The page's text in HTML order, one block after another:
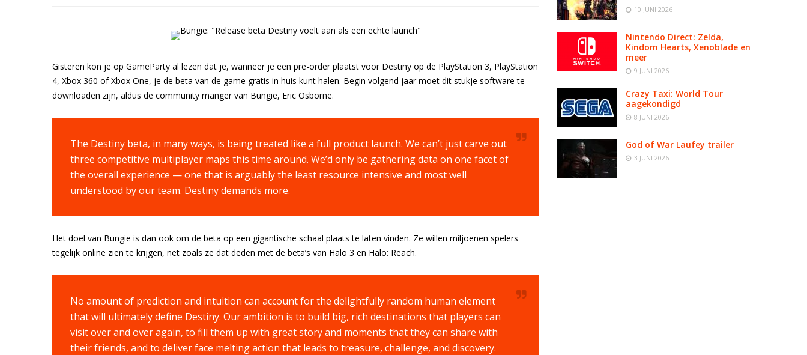
Gisteren kon je op GameParty al lezen dat je, wanneer je een pre-order plaatst voor Destiny op de PlayStation 3, PlayStation
4, Xbox 360 of Xbox One, je de beta van de game gratis in huis kunt halen. Begin volgend jaar moet dit stukje software te
downloaden zijn, aldus de community manger van Bungie, Eric Osborne.
The Destiny beta, in many ways, is being treated like a full product launch. We can’t just carve out
three competitive multiplayer maps this time around. We’d only be gathering data on one facet of
the overall experience — one that is arguably the least resource intensive and most well
understood by our team. Destiny demands more.
Het doel van Bungie is dan ook om de beta op een gigantische schaal plaats te laten vinden. Ze willen miljoenen spelers
tegelijk online zien te krijgen, net zoals ze dat deden met de beta’s van Halo 3 en Halo: Reach.
No amount of prediction and intuition can account for the delightfully random human element
that will ultimately define Destiny. Our ambition is to build big, rich destinations that players can
visit over and over again, to fill them up with great story and moments that they can share with
their friends, and to deliver face melting action that leads to treasure, challenge, and discovery.
10 JUNI 2026
Nintendo Direct: Zelda,
Kindom Hearts, Xenoblade en
meer
9 JUNI 2026
Crazy Taxi: World Tour
aagekondigd
8 JUNI 2026
God of War Laufey trailer
3 JUNI 2026